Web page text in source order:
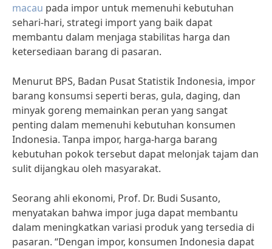
macau pada impor untuk memenuhi kebutuhan
sehari-hari, strategi import yang baik dapat
membantu dalam menjaga stabilitas harga dan
ketersediaan barang di pasaran.
Menurut BPS, Badan Pusat Statistik Indonesia, impor
barang konsumsi seperti beras, gula, daging, dan
minyak goreng memainkan peran yang sangat
penting dalam memenuhi kebutuhan konsumen
Indonesia. Tanpa impor, harga-harga barang
kebutuhan pokok tersebut dapat melonjak tajam dan
sulit dijangkau oleh masyarakat.
Seorang ahli ekonomi, Prof. Dr. Budi Susanto,
menyatakan bahwa impor juga dapat membantu
dalam meningkatkan variasi produk yang tersedia di
pasaran. “Dengan impor, konsumen Indonesia dapat